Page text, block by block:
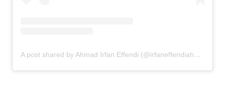
A post shared by Ahmad Irfan Effendi (@irfaneffendiahmad)